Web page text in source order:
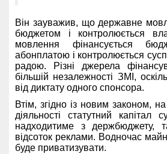
Він зауважив, що державне
бюджетом і контролюється
мовлення фінансується
абонплатою і контролюється
радою. Різні джерела
більшій незалежності ЗМІ,
від диктату одного спонсора.
Втім, згідно із новим законом,
діяльності статутний капітал
надходитиме з держбюджету,
відсоток реклами. Водночас
буде приватизувати.